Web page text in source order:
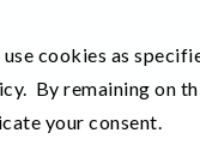
use cookies as
By remaining on
your consent.
Kontakt